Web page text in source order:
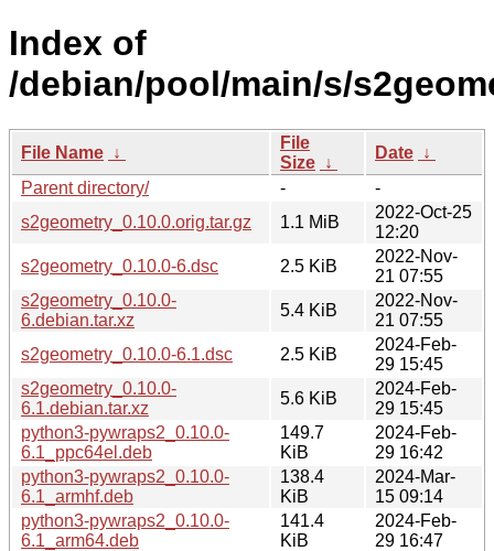
Index of
/debian/pool/main/s/
File Name ↓
File
Size ↓
Date ↓
Parent directory/
-
-
s2geometry_0.10.0.orig.tar.gz
1.1 MiB
2022-Oct-25
12:20
s2geometry_0.10.0-6.dsc
2.5 KiB
2022-Nov-
21 07:55
s2geometry_0.10.0-
6.debian.tar.xz
5.4 KiB
2022-Nov-
21 07:55
s2geometry_0.10.0-6.1.dsc
2.5 KiB
2024-Feb-
29 15:45
s2geometry_0.10.0-
6.1.debian.tar.xz
5.6 KiB
2024-Feb-
29 15:45
python3-pywraps2_0.10.0-
6.1_ppc64el.deb
149.7
KiB
2024-Feb-
29 16:42
python3-pywraps2_0.10.0-
6.1_armhf.deb
138.4
KiB
2024-Mar-
15 09:14
python3-pywraps2_0.10.0-
6.1_arm64.deb
141.4
KiB
2024-Feb-
29 16:47